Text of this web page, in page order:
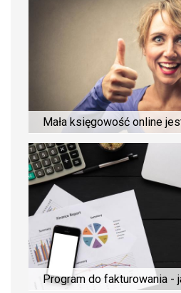
Mała księgowość online
Program do fakturowania -